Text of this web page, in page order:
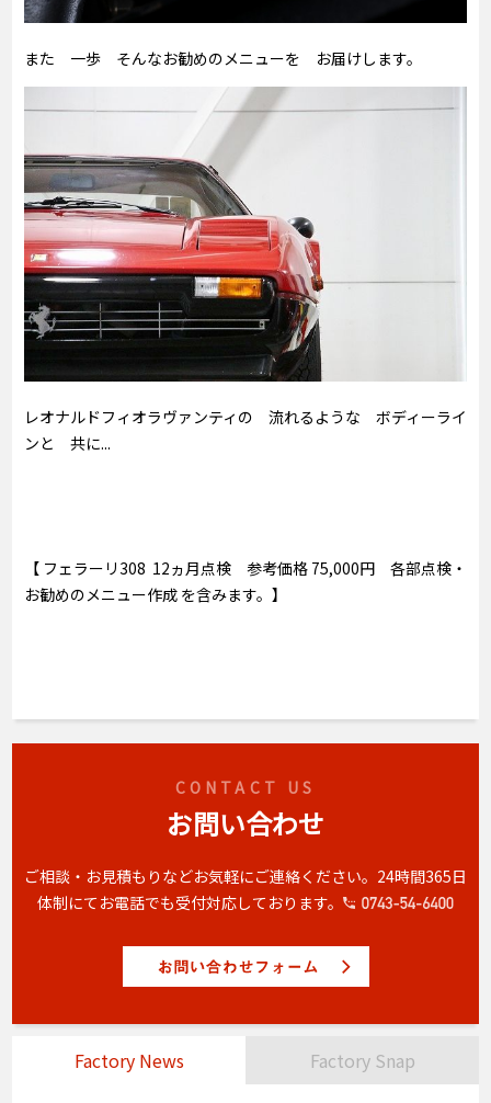
また 一歩 そんなお勧めのメニューを お届けします。
レオナルドフィオラヴァンティの 流れるような ボディーライ
ンと 共に...
【 フェラーリ308 12ヵ月点検 参考価格 75,000円 各部点検・
お勧めのメニュー作成 を含みます。】
CONTACT US
お問い合わせ
ご相談・お見積もりなどお気軽にご連絡ください。 24時間365日
体制にてお電話でも受付対応しております。
Factory News Factory Snap